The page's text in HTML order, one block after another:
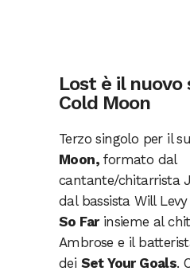
Lost è il nuovo
Cold Moon
Terzo singolo per il
Moon, formato dal
cantante/chitarrista
dal bassista Will
So Farinsieme al
Ambrose e il
dei Set Your Goals.